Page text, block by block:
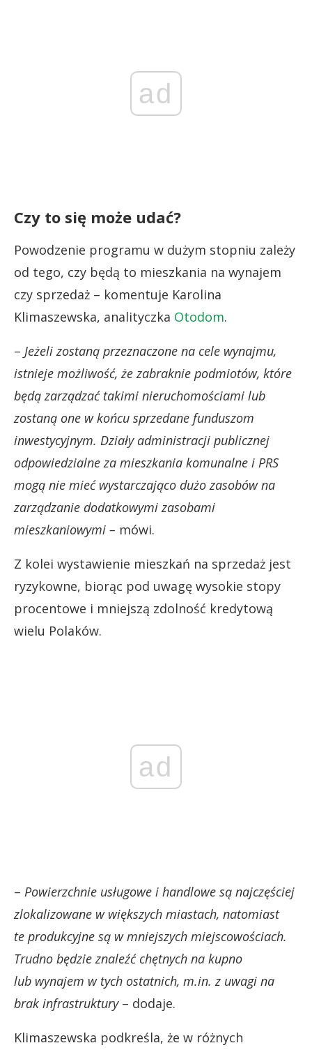
ad
Czy to się może udać?
Powodzenie programu w dużym stopniu zależy
od tego, czy będą to mieszkania na wynajem
czy sprzedaż – komentuje Karolina
Klimaszewska, analityczka Otodom.
– Jeżeli zostaną przeznaczone na cele wynajmu,
istnieje możliwość, że zabraknie podmiotów, które
będą zarządzać takimi nieruchomościami lub
zostaną one w końcu sprzedane funduszom
inwestycyjnym. Działy administracji publicznej
odpowiedzialne za mieszkania komunalne i PRS
mogą nie mieć wystarczająco dużo zasobów na
zarządzanie dodatkowymi zasobami
mieszkaniowymi – mówi.
Z kolei wystawienie mieszkań na sprzedaż jest
ryzykowne, biorąc pod uwagę wysokie stopy
procentowe i mniejszą zdolność kredytową
wielu Polaków.
ad
– Powierzchnie usługowe i handlowe są najczęściej
zlokalizowane w większych miastach, natomiast
te produkcyjne są w mniejszych miejscowościach.
Trudno będzie znaleźć chętnych na kupno
lub wynajem w tych ostatnich, m.in. z uwagi na
brak infrastruktury– dodaje.
Klimaszewska podkreśla, że w różnych